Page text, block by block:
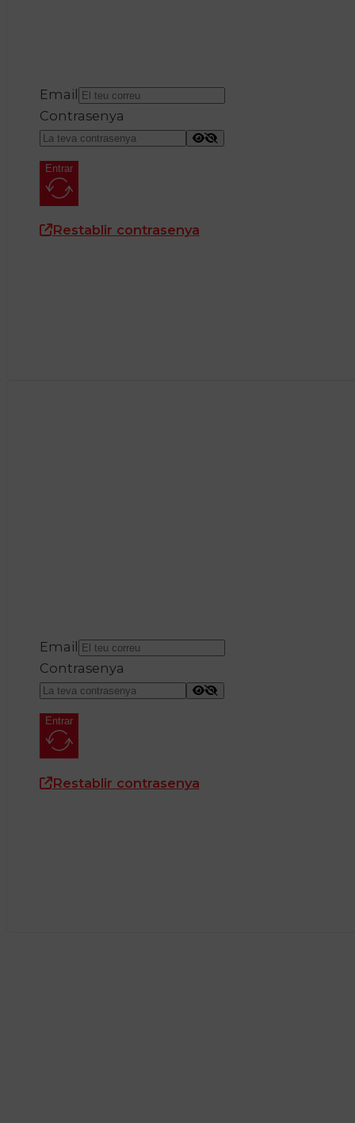
Email
Contrasenya
Entrar
Restablir contrasenya
Email
Contrasenya
Entrar
Restablir contrasenya